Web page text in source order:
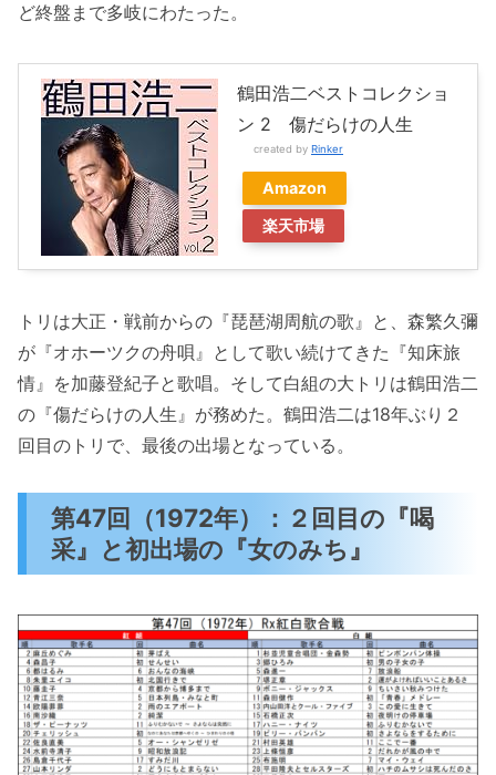
ど終盤まで多岐にわたった。
鶴田浩二ベストコレクショ
ン 2 傷だらけの人生
created by Rinker
Amazon
楽天市場
トリは大正・戦前からの『琵琶湖周航の歌』と、森繁久彌
が『オホーツクの舟唄』として歌い続けてきた『知床旅
情』を加藤登紀子と歌唱。そして白組の大トリは鶴田浩二
の『傷だらけの人生』が務めた。鶴田浩二は18年ぶり２
回目のトリで、最後の出場となっている。
第47回（1972年）：２回目の『喝
采』と初出場の『女のみち』